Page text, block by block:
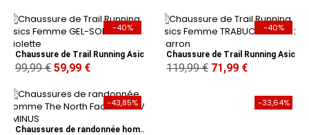
-40%
99,99 € 59,99 €
-40%
119,99 € 71,99 €
-43,85%
Chaussures de randonnée homme The North Face VECTIV EMINUS
-33,64%